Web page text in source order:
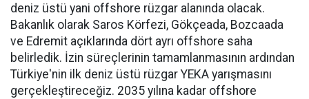
deniz üstü yani offshore rüzgar alanında olacak.
Bakanlık olarak Saros Körfezi, Gökçeada, Bozcaada
ve Edremit açıklarında dört ayrı offshore saha
belirledik. İzin süreçlerinin tamamlanmasının ardından
Türkiye'nin ilk deniz üstü rüzgar YEKA yarışmasını
gerçekleştireceğiz. 2035 yılına kadar offshore